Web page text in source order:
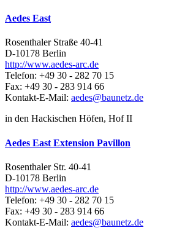
Aedes East
Rosenthaler Straße 40-41
D-10178 Berlin
http://www.aedes-arc.de
Telefon: +49 30 - 282 70 15
Fax: +49 30 - 283 914 66
Kontakt-E-Mail: aedes@baunetz.de
in den Hackischen Höfen, Hof II
Aedes East Extension Pavillon
Rosenthaler Str. 40-41
D-10178 Berlin
http://www.aedes-arc.de
Telefon: +49 30 - 282 70 15
Fax: +49 30 - 283 914 66
Kontakt-E-Mail: aedes@baunetz.de